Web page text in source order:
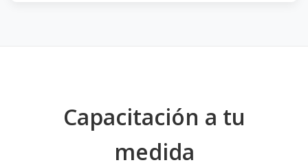
Capacitación a tu
medida